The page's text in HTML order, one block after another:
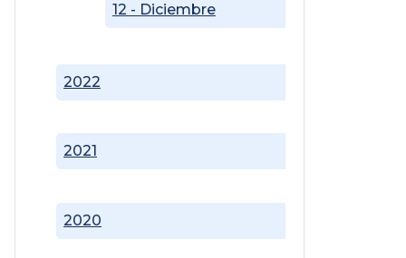
2020
2021
2022
12 - Diciembre